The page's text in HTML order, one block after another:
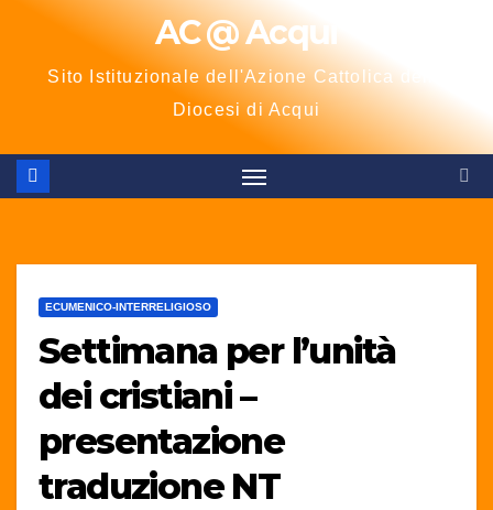
AC @ Acqui
Sito Istituzionale dell'Azione Cattolica della
Diocesi di Acqui
ECUMENICO-INTERRELIGIOSO
Settimana per l’unità
dei cristiani –
presentazione
traduzione NT